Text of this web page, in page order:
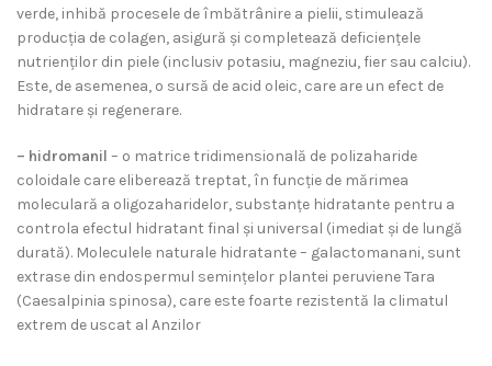
verde, inhibă procesele de îmbătrânire a pielii, stimulează
producția de colagen, asigură și completează deficiențele
nutrienților din piele (inclusiv potasiu, magneziu, fier sau calciu).
Este, de asemenea, o sursă de acid oleic, care are un efect de
hidratare și regenerare.
– hidromanil – o matrice tridimensională de polizaharide
coloidale care eliberează treptat, în funcție de mărimea
moleculară a oligozaharidelor, substanțe hidratante pentru a
controla efectul hidratant final și universal (imediat și de lungă
durată). Moleculele naturale hidratante – galactomanani, sunt
extrase din endospermul semințelor plantei peruviene Tara
(Caesalpinia spinosa), care este foarte rezistentă la climatul
extrem de uscat al Anzilor